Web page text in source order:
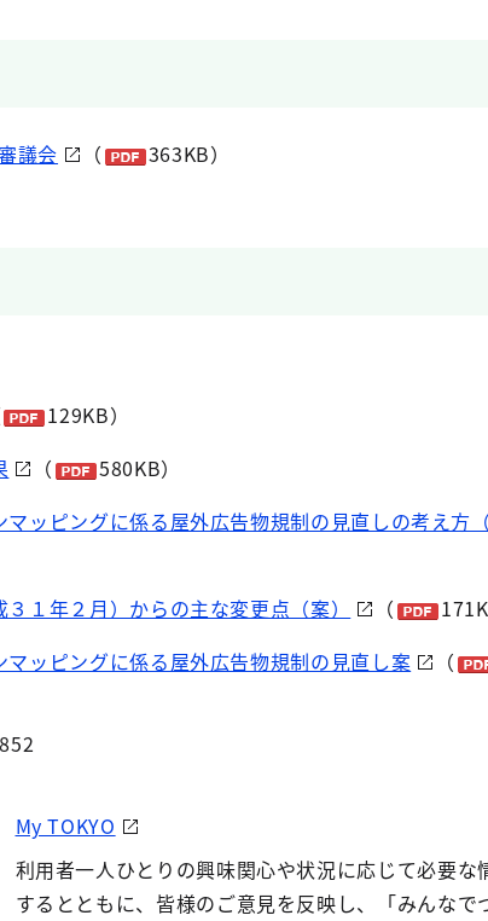
議会 （ 363KB）
129KB）
（
580KB）
ッピングに係る屋外広告物規制の見直しの考え方（
１年２月）からの主な変更点（案） （
マッピングに係る屋外広告物規制の見直し案 （
My TOKYO
利用者一人ひとりの興味関心や状況に応じて必要な
するとともに、皆様のご意見を反映し、「みんなで